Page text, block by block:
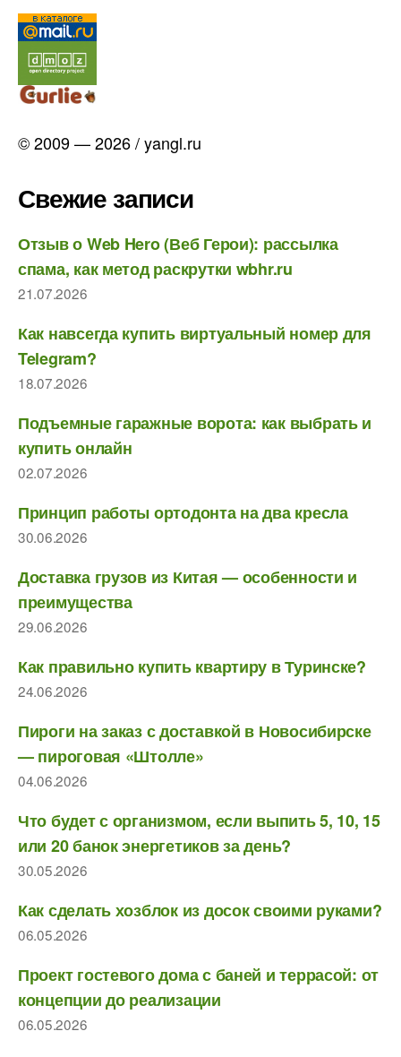
© 2009 — 2026 / yangl.ru
Свежие записи
Отзыв о Web Hero (Веб Герои): рассылка
спама, как метод раскрутки wbhr.ru
21.07.2026
Как навсегда купить виртуальный номер для
Telegram?
18.07.2026
Подъемные гаражные ворота: как выбрать и
купить онлайн
02.07.2026
Принцип работы ортодонта на два кресла
30.06.2026
Доставка грузов из Китая — особенности и
преимущества
29.06.2026
Как правильно купить квартиру в Туринске?
24.06.2026
Пироги на заказ с доставкой в Новосибирске
— пироговая «Штолле»
04.06.2026
Что будет с организмом, если выпить 5, 10, 15
или 20 банок энергетиков за день?
30.05.2026
Как сделать хозблок из досок своими руками?
06.05.2026
Проект гостевого дома с баней и террасой: от
концепции до реализации
06.05.2026